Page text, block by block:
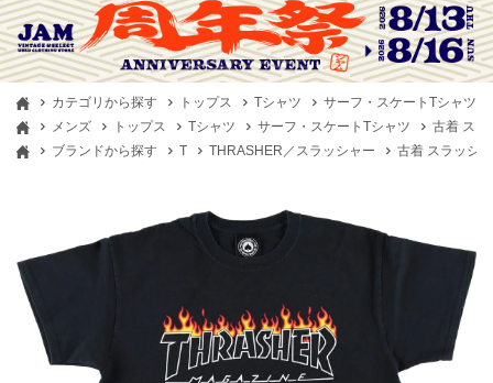
カテゴリから探す トップス Tシャツ
サーフ・スケートTシャツ
メンズ
トップス Tシャツ サーフ・スケートTシャツ
古着 スラ
ブランドから探す
T THRASHER／スラッシャー 古着 スラッシ